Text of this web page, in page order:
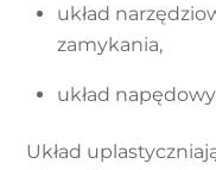
układ
zamykania,
układ
Układ